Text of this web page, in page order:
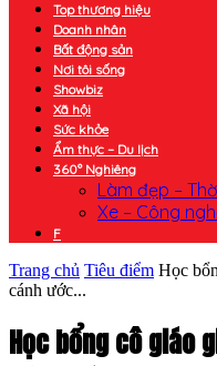
Top thương hiệu
Doanh nhân
Bất động sản
Nơi tôi sống
Showbiz
Xã hội
Sức khỏe
Ẩm thực – Du lịch
360° Nghiêng
Làm đẹp –
Xe – Công
F
Trang chủ Tiêu điểm Học
cánh ước...
Học bổng cô giáo